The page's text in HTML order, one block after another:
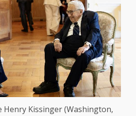
Henry Kissinger (Washington,